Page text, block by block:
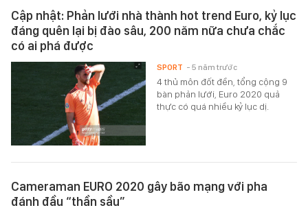
Cập nhật: Phản lưới nhà thành hot trend Euro, kỷ lục
đáng quên lại bị đào sâu, 200 năm nữa chưa chắc
có ai phá được
4 thủ môn đốt đền, tổng cộng 9
bàn phản lưới, Euro 2020 quả
thực có quá nhiều kỷ lục dị.
SPORT - 5 năm trước
Cameraman EURO 2020 gây bão mạng với pha
đánh đầu “thần sầu”